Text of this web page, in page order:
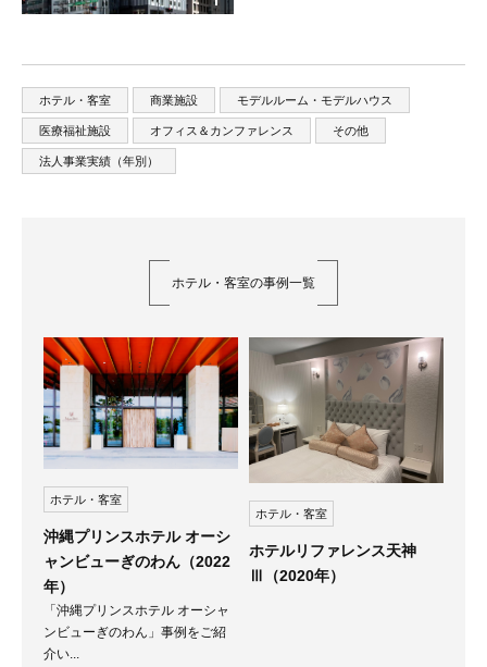
ホテル・客室 商業施設 モデルルーム・モデルハウス
医療福祉施設 オフィス＆カンファレンス その他
法人事業実績（年別）
ホテル・客室の事例一覧
ホテル・客室
沖縄プリンスホテル オーシ
ャンビューぎのわん（2022
年）
「沖縄プリンスホテル オーシャ
ンビューぎのわん」事例をご紹
介い...
ホテル・客室
ホテルリファレンス天神
Ⅲ（2020年）